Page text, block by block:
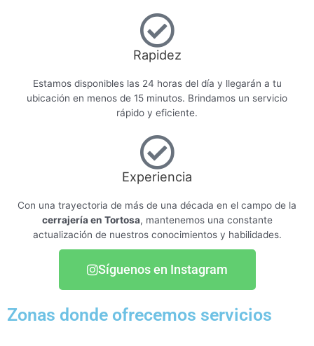
Rapidez
Estamos disponibles las 24 horas del día y llegarán a tu
ubicación en menos de 15 minutos. Brindamos un servicio
rápido y eficiente.
Experiencia
Con una trayectoria de más de una década en el campo de la
cerrajería en Tortosa, mantenemos una constante
actualización de nuestros conocimientos y habilidades.
Síguenos en Instagram
Zonas donde ofrecemos servicios